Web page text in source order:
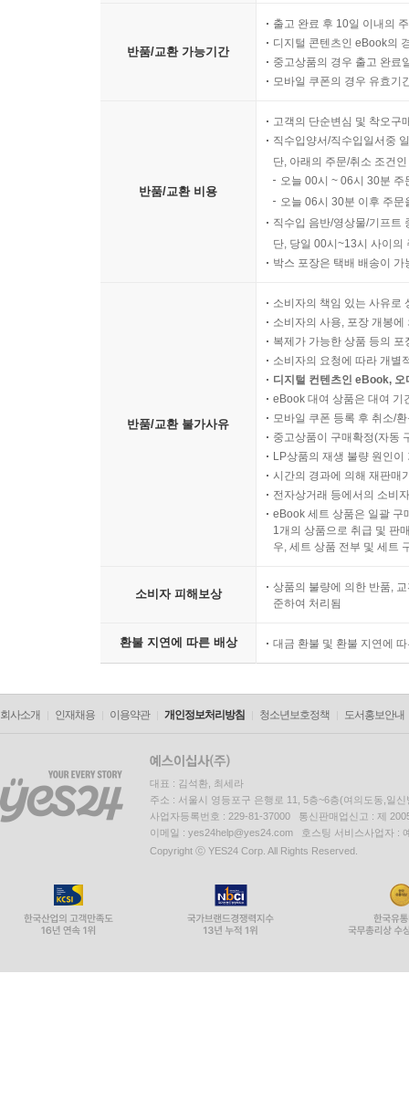
반품/교환 가능기간
출고 완료 후 10일 이내의
디지털 콘텐츠인 eBook의
중고상품의 경우 출고 완료
모바일 쿠폰의 경우 유효기
반품/교환 비용
고객의 단순변심 및 착오구
직수입양서/직수입일서중
단, 아래의 주문/취소 조건
오늘 00시 ~ 06시 30분
오늘 06시 30분 이후 주
직수입 음반/영상물/기프트
단, 당일 00시~13시 사이의
박스 포장은 택배 배송이
반품/교환 불가사유
소비자의 책임 있는 사유로
소비자의 사용, 포장 개봉
복제가 가능한 상품 등의
소비자의 요청에 따라 개별
디지털 컨텐츠인 eBook,
eBook 대여 상품은 대여 기
모바일 쿠폰 등록 후 취소/
중고상품이 구매확정(자동
LP상품의 재생 불량 원인
시간의 경과에 의해 재판매
전자상거래 등에서의 소비
eBook 세트 상품은 일괄 구
1개의 상품으로 취급 및 판
우, 세트 상품 전부 및 세트
소비자 피해보상
상품의 불량에 의한 반품,
준하여 처리됨
환불 지연에 따른 배상 대금 환불 및 환불 지연에
회사소개 인재채용 이용약관 개인정보처리방침 청소년보호정책 도서홍보안내
대표 : 김석환, 최세라
주소 : 서울시 영등포구 은행로 11, 5층~6층(여의도동,일신
사업자등록번호 : 229-81-37000 통신판매업신고 : 제
이메일 : yes24help@yes24.com 호스팅 서비스사업자 :
Copyright ⓒ YES24 Corp. All Rights Reserved.